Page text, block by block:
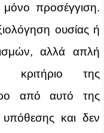
μόνο προσέγγιση.
ουσίας ή
αλλά απλή
κριτήριο της
από αυτό της
και δεν